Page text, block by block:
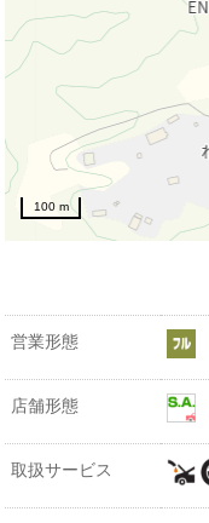
100 m
営業形態
店舗形態
取扱サービス